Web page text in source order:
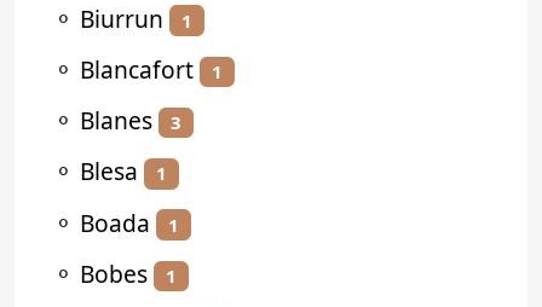
⚬ Biurrun 1
⚬ Blancafort 1
⚬ Blanes 3
⚬ Blesa 1
⚬ Boada 1
⚬ Bobes 1